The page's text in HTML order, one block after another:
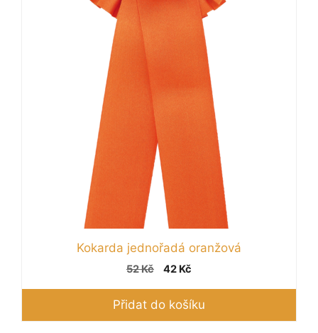
Kokarda jednořadá oranžová
52Kč
Původní
byla:
52 Kč.
42 Kč
je:
42 Kč.
Přidat do košíku